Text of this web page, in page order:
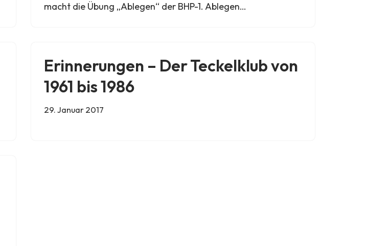
macht die Übung „Ablegen“ der BHP-1. Ablegen…
Erinnerungen – Der Teckelklub von
1961 bis 1986
29. Januar 2017